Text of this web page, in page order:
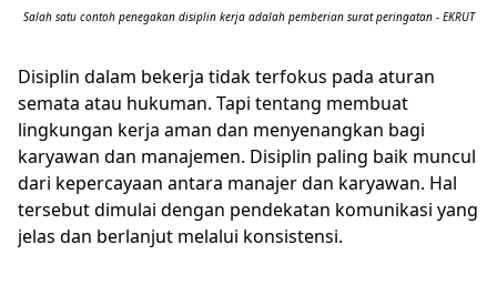
Salah satu contoh penegakan disiplin kerja adalah pemberian surat peringatan - EKRUT
Disiplin dalam bekerja tidak terfokus pada aturan
semata atau hukuman. Tapi tentang membuat
lingkungan kerja aman dan menyenangkan bagi
karyawan dan manajemen. Disiplin paling baik muncul
dari kepercayaan antara manajer dan karyawan. Hal
tersebut dimulai dengan pendekatan komunikasi yang
jelas dan berlanjut melalui konsistensi.